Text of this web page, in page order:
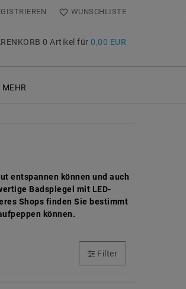
WUNSCHLISTE
0 Artikel für 0,00 EUR
MEHR
entspannen können und auch
Badspiegel mit LED-
Shops finden Sie bestimmt
können.
Filter